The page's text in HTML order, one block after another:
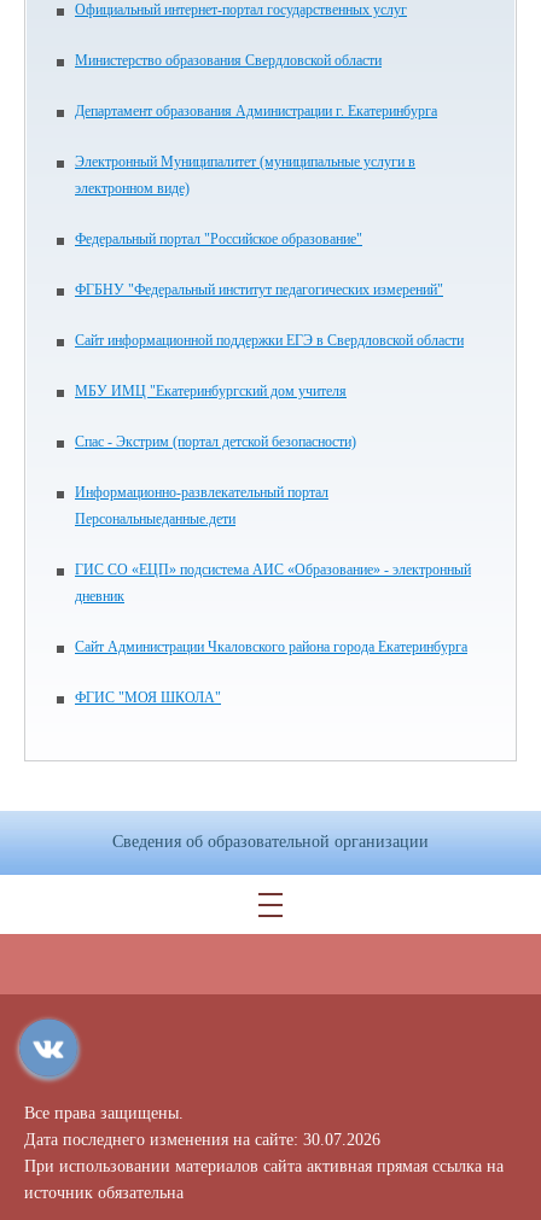
Официальный интернет-портал государственных услуг
Министерство образования Свердловской области
Департамент образования Администрации г. Екатеринбурга
Электронный Муниципалитет (муниципальные услуги в
электронном виде)
Федеральный портал "Российское образование"
ФГБНУ "Федеральный институт педагогических измерений"
Сайт информационной поддержки ЕГЭ в Свердловской области
МБУ ИМЦ "Екатеринбургский дом учителя
Спас - Экстрим (портал детской безопасности)
Информационно-развлекательный портал
Персональныеданные.дети
ГИС СО «ЕЦП» подсистема АИС «Образование» - электронный
дневник
Сайт Администрации Чкаловского района города Екатеринбурга
ФГИС "МОЯ ШКОЛА"
Сведения об образовательной организации
Все права защищены.
Дата последнего изменения на сайте: 30.07.2026
При использовании материалов сайта активная прямая ссылка на
источник обязательна